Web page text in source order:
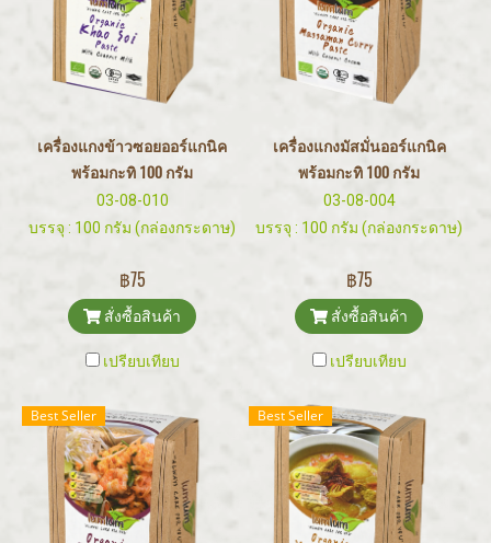
เครื่องแกงข้าวซอยออร์แกนิค
พร้อมกะทิ 100 กรัม
03-08-010
บรรจุ : 100 กรัม (กล่องกระดาษ)
฿75
สั่งซื้อสินค้า
เปรียบเทียบ
เครื่องแกงมัสมั่นออร์แกนิค
พร้อมกะทิ 100 กรัม
03-08-004
บรรจุ : 100 กรัม (กล่องกระดาษ)
฿75
สั่งซื้อสินค้า
เปรียบเทียบ
Best Seller Best Seller